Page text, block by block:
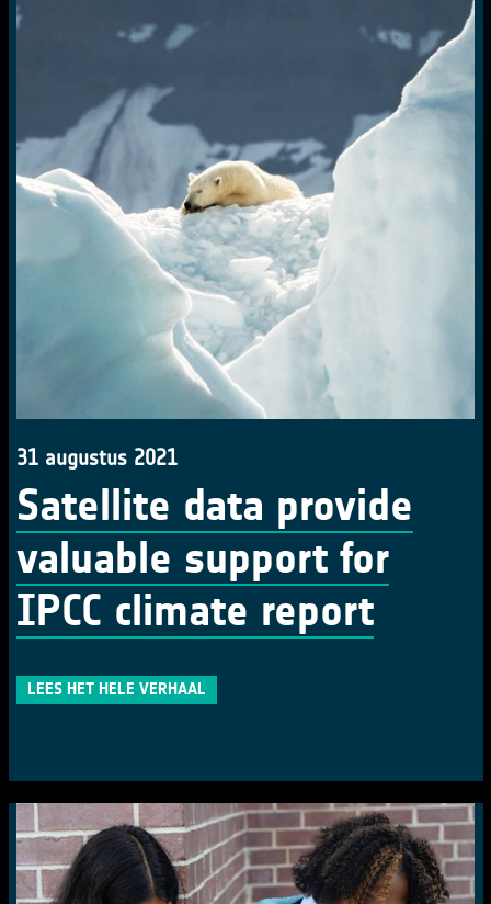
31 augustus 2021
Satellite data provide
valuable support for
IPCC climate report
LEES HET HELE VERHAAL